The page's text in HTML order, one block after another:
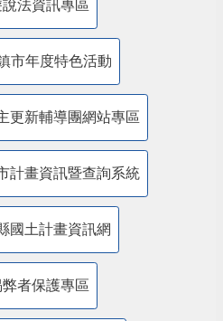
說法資訊專區
市年度特色活動
更新輔導團網站專區
計畫資訊暨查詢系統
國土計畫資訊網
弊者保護專區